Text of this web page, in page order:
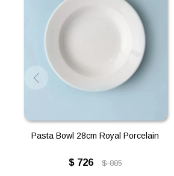
Pasta Bowl 28cm Royal Porcelain
$ 726 $ 885